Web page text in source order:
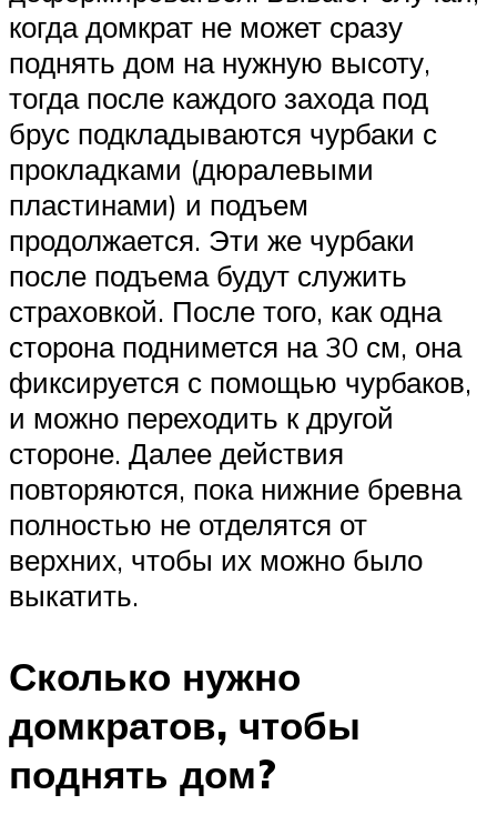
когда домкрат не может сразу
поднять дом на нужную высоту,
тогда после каждого захода под
брус подкладываются чурбаки с
прокладками (дюралевыми
пластинами) и подъем
продолжается. Эти же чурбаки
после подъема будут служить
страховкой. После того, как одна
сторона поднимется на 30 см, она
фиксируется с помощью чурбаков,
и можно переходить к другой
стороне. Далее действия
повторяются, пока нижние бревна
полностью не отделятся от
верхних, чтобы их можно было
выкатить.
Сколько нужно
домкратов, чтобы
поднять дом?